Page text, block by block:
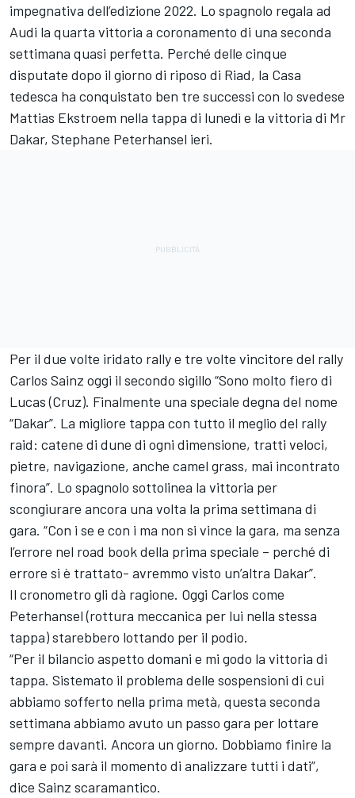
impegnativa dell’edizione 2022. Lo spagnolo regala ad
Audi la quarta vittoria a coronamento di una seconda
settimana quasi perfetta. Perché delle cinque
disputate dopo il giorno di riposo di Riad, la Casa
tedesca ha conquistato ben tre successi con lo svedese
Mattias Ekstroem nella tappa di lunedì e la vittoria di Mr
Dakar, Stephane Peterhansel ieri.
Per il due volte iridato rally e tre volte vincitore del rally
Carlos Sainz oggi il secondo sigillo “Sono molto fiero di
Lucas (Cruz). Finalmente una speciale degna del nome
“Dakar”. La migliore tappa con tutto il meglio del rally
raid: catene di dune di ogni dimensione, tratti veloci,
pietre, navigazione, anche camel grass, mai incontrato
finora”. Lo spagnolo sottolinea la vittoria per
scongiurare ancora una volta la prima settimana di
gara. “Con i se e con i ma non si vince la gara, ma senza
l’errore nel road book della prima speciale – perché di
errore si è trattato- avremmo visto un’altra Dakar”.
Il cronometro gli dà ragione. Oggi Carlos come
Peterhansel (rottura meccanica per lui nella stessa
tappa) starebbero lottando per il podio.
“Per il bilancio aspetto domani e mi godo la vittoria di
tappa. Sistemato il problema delle sospensioni di cui
abbiamo sofferto nella prima metà, questa seconda
settimana abbiamo avuto un passo gara per lottare
sempre davanti. Ancora un giorno. Dobbiamo finire la
gara e poi sarà il momento di analizzare tutti i dati”,
dice Sainz scaramantico.